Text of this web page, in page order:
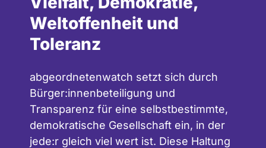
Weltoffenheit und
Toleranz
abgeordnetenwatch setzt sich durch
Bürger:innenbeteiligung und
Transparenz für eine selbstbestimmte,
demokratische Gesellschaft ein, in der
jede:r gleich viel wert ist. Diese Haltung